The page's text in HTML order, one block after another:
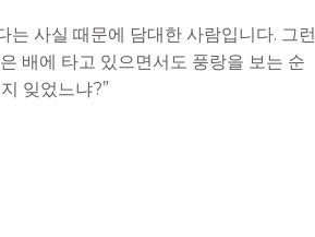
사실 때문에 담대한 사람입니다. 그런
배에 타고 있으면서도 풍랑을 보는 순
잊었느냐?”